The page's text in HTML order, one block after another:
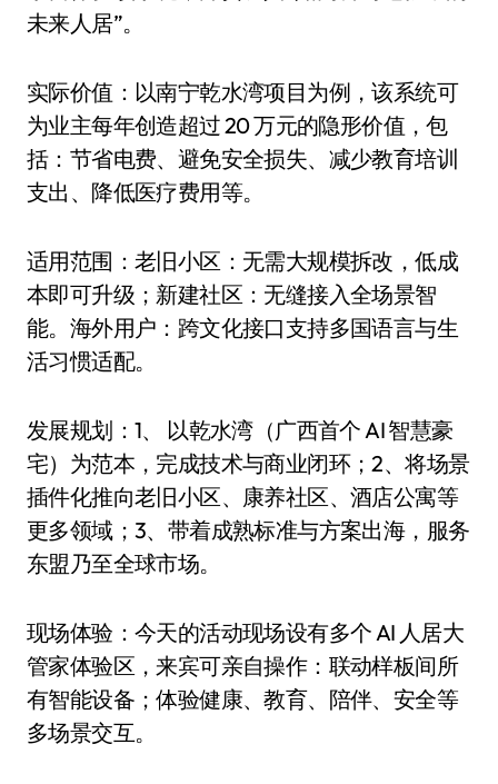
未来人居”。
实际价值：以南宁乾水湾项目为例，该系统可
为业主每年创造超过 20 万元的隐形价值，包
括：节省电费、避免安全损失、减少教育培训
支出、降低医疗费用等。
适用范围：老旧小区：无需大规模拆改，低成
本即可升级；新建社区：无缝接入全场景智
能。海外用户：跨文化接口支持多国语言与生
活习惯适配。
发展规划：1、 以乾水湾（广西首个 AI 智慧豪
宅）为范本，完成技术与商业闭环；2、将场景
插件化推向老旧小区、康养社区、酒店公寓等
更多领域；3、带着成熟标准与方案出海，服务
东盟乃至全球市场。
现场体验：今天的活动现场设有多个 AI 人居大
管家体验区，来宾可亲自操作：联动样板间所
有智能设备；体验健康、教育、陪伴、安全等
多场景交互。